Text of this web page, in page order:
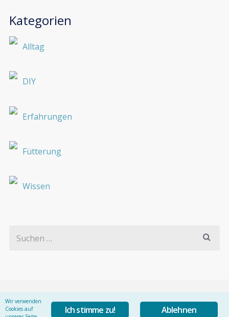
Kategorien
Alltag
DIY
Erfahrungen
Fütterung
Wissen
Ablehnen
Ich stimme zu!
Wir verwenden
Cookies auf